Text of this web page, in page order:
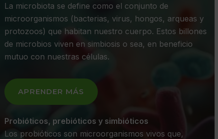
La microbiota se define como el conjunto de
microorganismos (bacterias, virus, hongos, arqueas y
protozoos) que habitan nuestro cuerpo. Estos billones
de microbios viven en simbiosis o sea, en beneficio
mutuo con nuestras células.
APRENDER MÁS
Probióticos, prebióticos y simbióticos
Los probióticos son microorganismos vivos que,